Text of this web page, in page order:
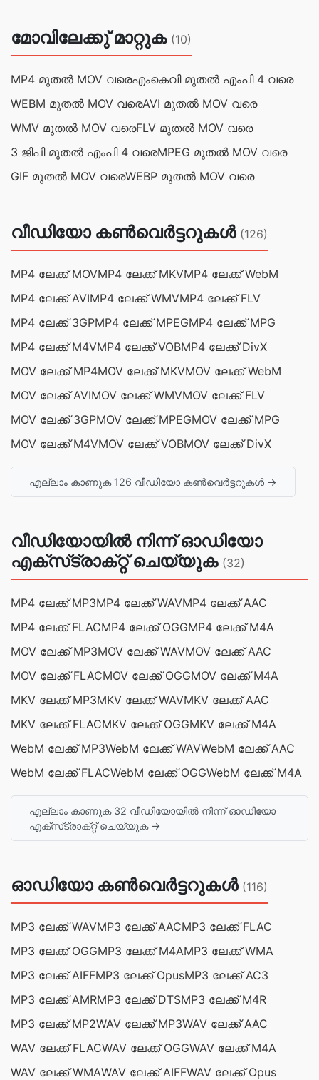
മോവിലേക്കു് മാറ്റുക (10)
MP4 മുതൽ MOV വരെഎംകെവി മുതൽ എംപി 4 വരെ
WEBM മുതൽ MOV വരെAVI മുതൽ MOV വരെ
WMV മുതൽ MOV വരെFLV മുതൽ MOV വരെ
3 ജിപി മുതൽ എംപി 4 വരെMPEG മുതൽ MOV വരെ
GIF മുതൽ MOV വരെWEBP മുതൽ MOV വരെ
വീഡിയോ കൺവെർട്ടറുകൾ (126)
MP4 ലേക്ക് MOVMP4 ലേക്ക് MKVMP4 ലേക്ക് WebM
MP4 ലേക്ക് AVIMP4 ലേക്ക് WMVMP4 ലേക്ക് FLV
MP4 ലേക്ക് 3GPMP4 ലേക്ക് MPEGMP4 ലേക്ക് MPG
MP4 ലേക്ക് M4VMP4 ലേക്ക് VOBMP4 ലേക്ക് DivX
MOV ലേക്ക് MP4MOV ലേക്ക് MKVMOV ലേക്ക് WebM
MOV ലേക്ക് AVIMOV ലേക്ക് WMVMOV ലേക്ക് FLV
MOV ലേക്ക് 3GPMOV ലേക്ക് MPEGMOV ലേക്ക് MPG
MOV ലേക്ക് M4VMOV ലേക്ക് VOBMOV ലേക്ക് DivX
എല്ലാം കാണുക 126 വീഡിയോ കൺവെർട്ടറുകൾ →
വീഡിയോയിൽ നിന്ന് ഓഡിയോ
എക്‌സ്‌ട്രാക്‌റ്റ് ചെയ്യുക (32)
MP4 ലേക്ക് MP3MP4 ലേക്ക് WAVMP4 ലേക്ക് AAC
MP4 ലേക്ക് FLACMP4 ലേക്ക് OGGMP4 ലേക്ക് M4A
MOV ലേക്ക് MP3MOV ലേക്ക് WAVMOV ലേക്ക് AAC
MOV ലേക്ക് FLACMOV ലേക്ക് OGGMOV ലേക്ക് M4A
MKV ലേക്ക് MP3MKV ലേക്ക് WAVMKV ലേക്ക് AAC
MKV ലേക്ക് FLACMKV ലേക്ക് OGGMKV ലേക്ക് M4A
WebM ലേക്ക് MP3WebM ലേക്ക് WAVWebM ലേക്ക് AAC
WebM ലേക്ക് FLACWebM ലേക്ക് OGGWebM ലേക്ക് M4A
എല്ലാം കാണുക 32 വീഡിയോയിൽ നിന്ന് ഓഡിയോ
എക്‌സ്‌ട്രാക്‌റ്റ് ചെയ്യുക →
ഓഡിയോ കൺവെർട്ടറുകൾ (116)
MP3 ലേക്ക് WAVMP3 ലേക്ക് AACMP3 ലേക്ക് FLAC
MP3 ലേക്ക് OGGMP3 ലേക്ക് M4AMP3 ലേക്ക് WMA
MP3 ലേക്ക് AIFFMP3 ലേക്ക് OpusMP3 ലേക്ക് AC3
MP3 ലേക്ക് AMRMP3 ലേക്ക് DTSMP3 ലേക്ക് M4R
MP3 ലേക്ക് MP2WAV ലേക്ക് MP3WAV ലേക്ക് AAC
WAV ലേക്ക് FLACWAV ലേക്ക് OGGWAV ലേക്ക് M4A
WAV ലേക്ക് WMAWAV ലേക്ക് AIFFWAV ലേക്ക് Opus